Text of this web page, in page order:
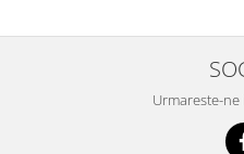
Urmareste-